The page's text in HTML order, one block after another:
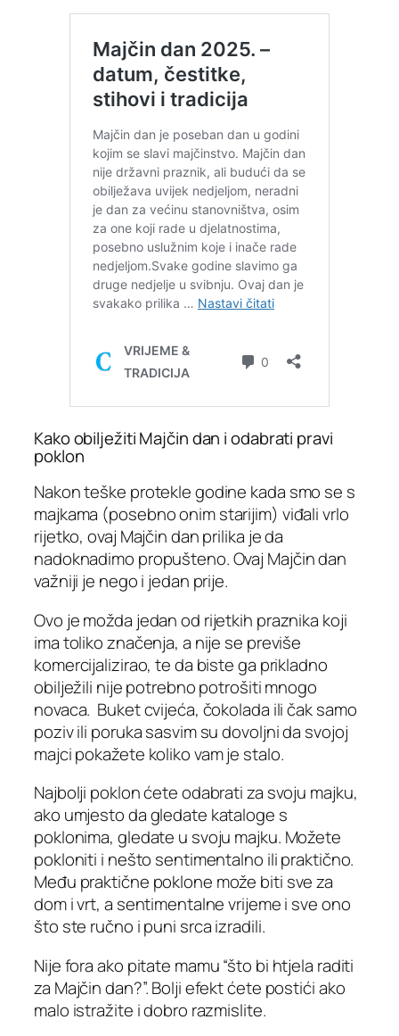
Kako obilježiti Majčin dan i odabrati pravi
poklon
Nakon teške protekle godine kada smo se s
majkama (posebno onim starijim) viđali vrlo
rijetko, ovaj Majčin dan prilika je da
nadoknadimo propušteno. Ovaj Majčin dan
važniji je nego i jedan prije.
Ovo je možda jedan od rijetkih praznika koji
ima toliko značenja, a nije se previše
komercijalizirao, te da biste ga prikladno
obilježili nije potrebno potrošiti mnogo
novaca. Buket cvijeća, čokolada ili čak samo
poziv ili poruka sasvim su dovoljni da svojoj
majci pokažete koliko vam je stalo.
Najbolji poklon ćete odabrati za svoju majku,
ako umjesto da gledate kataloge s
poklonima, gledate u svoju majku. Možete
pokloniti i nešto sentimentalno ili praktično.
Među praktične poklone može biti sve za
dom i vrt, a sentimentalne vrijeme i sve ono
što ste ručno i puni srca izradili.
Nije fora ako pitate mamu “što bi htjela raditi
za Majčin dan?”. Bolji efekt ćete postići ako
malo istražite i dobro razmislite.